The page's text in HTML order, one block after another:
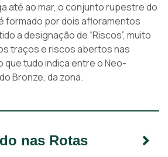
até ao mar, o conjunto rupestre do
formado por dois afloramentos
a designação de “Riscos”, muito
traços e riscos abertos nas
tudo indica entre o Neo-
Bronze, da zona.
nas Rotas